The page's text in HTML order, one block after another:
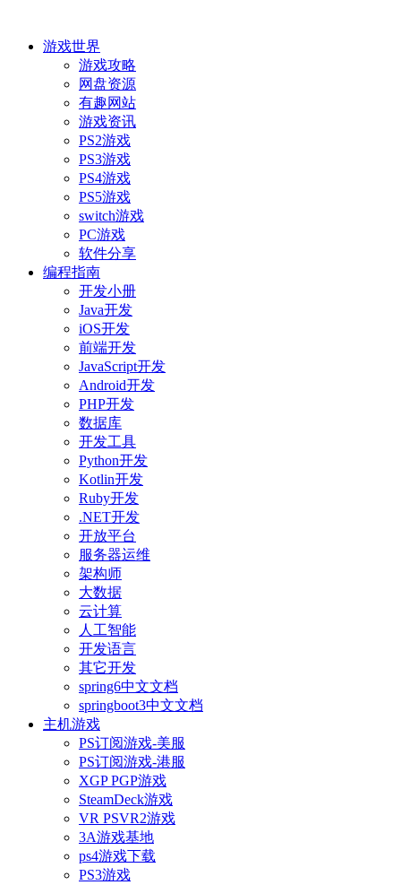
游戏世界
游戏攻略
网盘资源
有趣网站
游戏资讯
PS2游戏
PS3游戏
PS4游戏
PS5游戏
switch游戏
PC游戏
软件分享
编程指南
开发小册
Java开发
iOS开发
前端开发
JavaScript开发
Android开发
PHP开发
数据库
开发工具
Python开发
Kotlin开发
Ruby开发
.NET开发
开放平台
服务器运维
架构师
大数据
云计算
人工智能
开发语言
其它开发
spring6中文文档
springboot3中文文档
主机游戏
PS订阅游戏-美服
PS订阅游戏-港服
XGP PGP游戏
SteamDeck游戏
VR PSVR2游戏
3A游戏基地
ps4游戏下载
PS3游戏